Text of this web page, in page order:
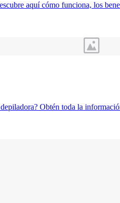
aquí cómo funciona, los
Obtén toda la